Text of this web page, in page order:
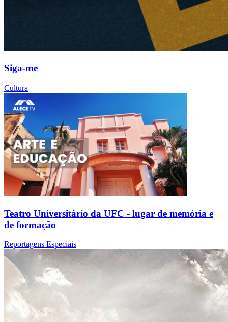
Siga-me
Cultura
Teatro Universitário da UFC - lugar de memória e
de formação
Reportagens Especiais